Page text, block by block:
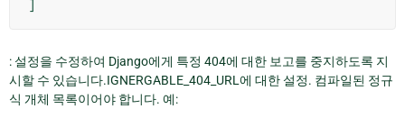
: 설정을 수정하여 Django에게 특정 404에 대한 보고를 중지하도록 지
시할 수 있습니다.IGNERGABLE_404_URL에 대한 설정. 컴파일된 정규
식 개체 목록이어야 합니다. 예: